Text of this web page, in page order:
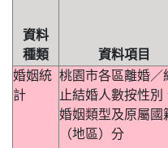
資料
種類
資料項目
婚姻統
計
桃園市各區離婚／
止結婚人數按性別
婚姻類型及原屬國
（地區）分